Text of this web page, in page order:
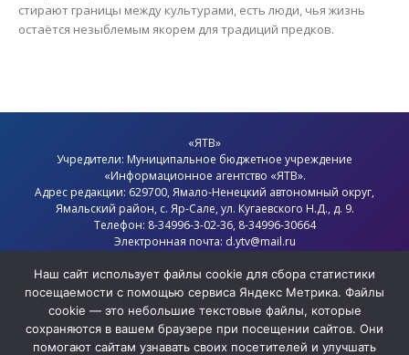
стирают границы между культурами, есть люди, чья жизнь
остаётся незыблемым якорем для традиций предков.
«ЯТВ»
Учредители: Муниципальное бюджетное учреждение
«Информационное агентство «ЯТВ».
Адрес редакции: 629700, Ямало-Ненецкий автономный округ,
Ямальский район, с. Яр-Сале, ул. Кугаевского Н.Д., д. 9.
Телефон: 8-34996-3-02-36, 8-34996-30664
Электронная почта: d.ytv@mail.ru
Политика конфиденциальности
Наш сайт использует файлы cookie для сбора статистики
посещаемости с помощью сервиса Яндекс Метрика. Файлы
cookie — это небольшие текстовые файлы, которые
сохраняются в вашем браузере при посещении сайтов. Они
помогают сайтам узнавать своих посетителей и улучшать